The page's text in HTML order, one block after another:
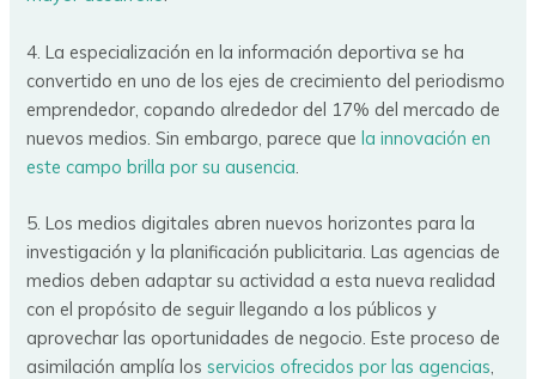
4. La especialización en la información deportiva se ha
convertido en uno de los ejes de crecimiento del periodismo
emprendedor, copando alrededor del 17% del mercado de
nuevos medios. Sin embargo, parece que la innovación en
este campo brilla por su ausencia
5. Los medios digitales abren nuevos horizontes para la
investigación y la planificación publicitaria. Las agencias de
medios deben adaptar su actividad a esta nueva realidad
con el propósito de seguir llegando a los públicos y
aprovechar las oportunidades de negocio. Este proceso de
asimilación amplía losservicios ofrecidos por las agencias,